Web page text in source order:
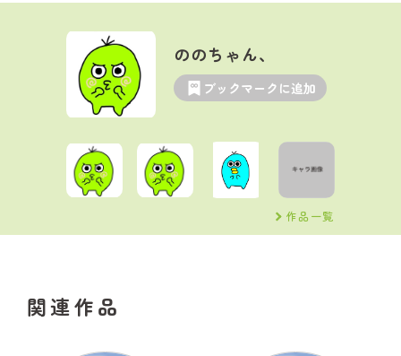
ののちゃん、
ブックマークに追加
作品一覧
関連作品